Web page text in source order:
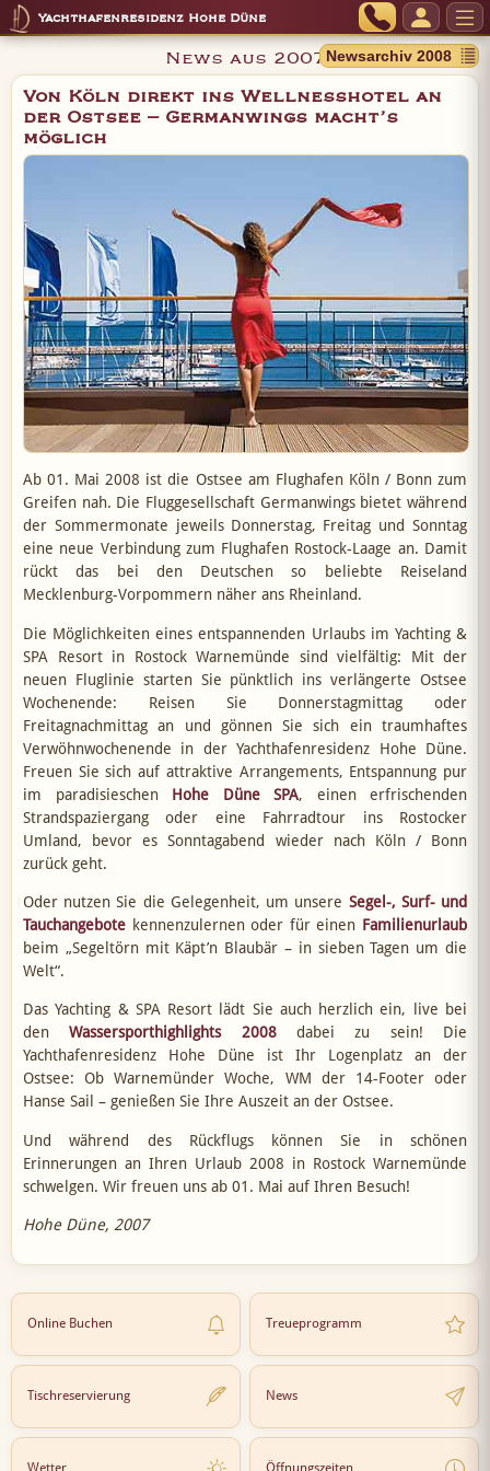
Yachthafenresidenz Hohe Düne
News aus 2007
Von Köln direkt ins Wellnesshotel an
der Ostsee – Germanwings macht’s
möglich
Ab 01. Mai 2008 ist die Ostsee am Flughafen Köln / Bonn zum
Greifen nah. Die Fluggesellschaft Germanwings bietet während
der Sommermonate jeweils Donnerstag, Freitag und Sonntag
eine neue Verbindung zum Flughafen Rostock-Laage an. Damit
rückt das bei den Deutschen so beliebte Reiseland
Mecklenburg-Vorpommern näher ans Rheinland.
Die Möglichkeiten eines entspannenden Urlaubs im Yachting &
SPA Resort in Rostock Warnemünde sind vielfältig: Mit der
neuen Fluglinie starten Sie pünktlich ins verlängerte Ostsee
Wochenende: Reisen Sie Donnerstagmittag oder
Freitagnachmittag an und gönnen Sie sich ein traumhaftes
Verwöhnwochenende in der Yachthafenresidenz Hohe Düne.
Freuen Sie sich auf attraktive Arrangements, Entspannung pur
im paradisieschen Hohe Düne SPA, einen erfrischenden
Strandspaziergang oder eine Fahrradtour ins Rostocker
Umland, bevor es Sonntagabend wieder nach Köln / Bonn
zurück geht.
Oder nutzen Sie die Gelegenheit, um unsere Segel-, Surf- und
Tauchangebote kennenzulernen oder für einen Familienurlaub
beim „Segeltörn mit Käpt’n Blaubär – in sieben Tagen um die
Welt“.
Das Yachting & SPA Resort lädt Sie auch herzlich ein, live bei
denWassersporthighlights 2008dabei zu sein! Die
Yachthafenresidenz Hohe Düne ist Ihr Logenplatz an der
Ostsee: Ob Warnemünder Woche, WM der 14-Footer oder
Hanse Sail – genießen Sie Ihre Auszeit an der Ostsee.
Und während des Rückflugs können Sie in schönen
Erinnerungen an Ihren Urlaub 2008 in Rostock Warnemünde
schwelgen. Wir freuen uns ab 01. Mai auf Ihren Besuch!
Hohe Düne, 2007
Online Buchen Treueprogramm
Tischreservierung News